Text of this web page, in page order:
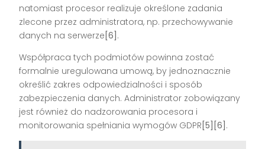
natomiast procesor realizuje określone zadania
zlecone przez administratora, np. przechowywanie
danych na serwerze [6] .
Współpraca tych podmiotów powinna zostać
formalnie uregulowana umową, by jednoznacznie
określić zakres odpowiedzialności i sposób
zabezpieczenia danych. Administrator zobowiązany
jest również do nadzorowania procesora i
monitorowania spełniania wymogów GDPR [5][6] .